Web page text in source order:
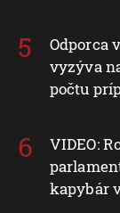
Odporca
vyzýva
počtu
VIDEO:
kapybár